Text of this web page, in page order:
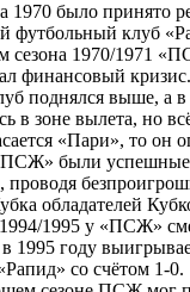
1970 было принято
футбольный клуб
сезона 1970/1971
финансовый
поднялся выше, а
в зоне вылета, но
«Пари», то он
были успешные
обладателей
1995 у «ПСЖ»
1995 году
со счётом 1-0.